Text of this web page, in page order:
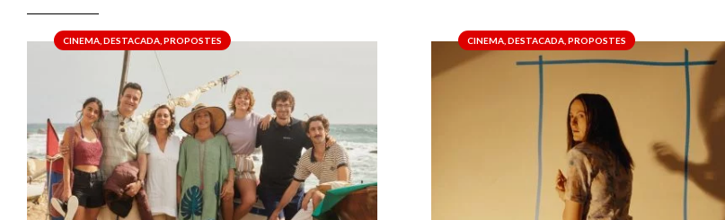
CINEMA DESTACADA PROPOSTES CINEMA ,DESTACADA ,PROPOSTES